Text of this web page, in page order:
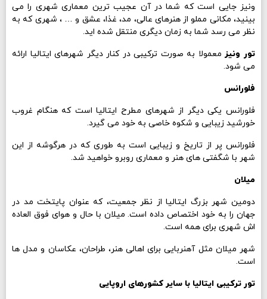
ونیز جایی است که شما در آن عجیب ترین معماری شهری را می
بینید، مکانی مملو از هنرهای عالی، مد، غذا، عشق و … ، شهری که به
نظر می رسد شما به زمان دیگری منتقل شده اید.
تور ونیز معمولا به صورت ترکیبی در کنار دیگر شهرهای ایتالیا ارائه
می شود.
فلورانس
فلورانس یکی دیگر از شهرهای مطرح ایتالیا است که هنگام غروب
خورشید زیبایی و شکوه خاصی به خود می گیرد.
فلورانس پر از تاریخ و زیبایی است به طوری که در هرگوشه از این
شهر با شگفتی های هنر و معماری روبرو خواهید شد.
میلان
دومین شهر بزرگ ایتالیا از نظر جمعیت، که عنوان پایتخت مد در
جهان را به خود اختصاص داده است. میلان با حال و هوای فوق العاده
اش شهری برای همه است.
شهر میلان مثل آهنربایی برای اهالی هنر، طراحان، عکاسان و مدل ها
است.
تور ترکیبی ایتالیا با سایر کشورهای اروپایی